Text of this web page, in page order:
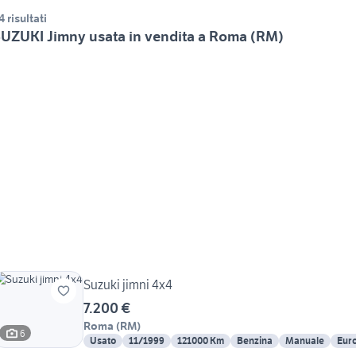
risultati
Jimny usata in vendita a Roma (RM)
6
Suzuki jimni 4x4
7.200 €
Roma (RM)
Usato 11/1999 121000 Km Benzina Manuale